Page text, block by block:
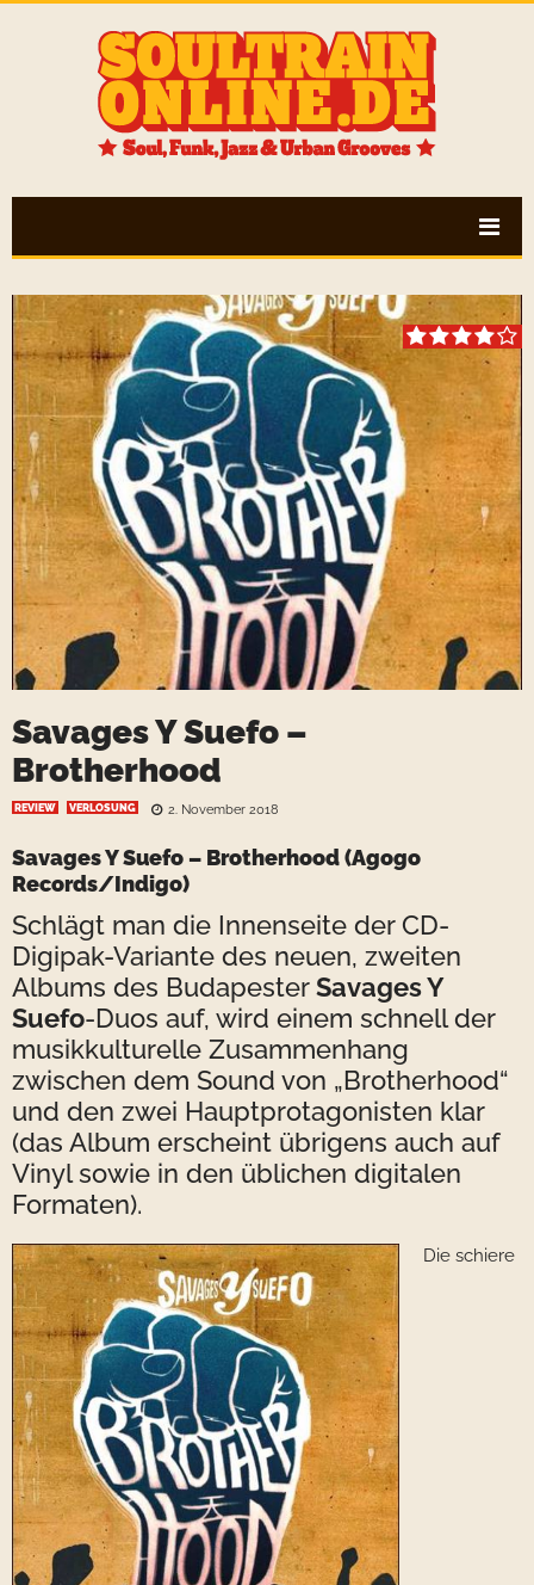
Savages Y Suefo –
Brotherhood
REVIEW VERLOSUNG 2. November 2018
Savages Y Suefo – Brotherhood(Agogo
Records/Indigo)
Schlägt man die Innenseite der CD-
Digipak-Variante des neuen, zweiten
Albums des BudapesterSavages Y
Suefo-Duos auf, wird einem schnell der
musikkulturelle Zusammenhang
zwischen dem Sound von „Brotherhood“
und den zwei Hauptprotagonisten klar
(das Album erscheint übrigens auch auf
Vinyl sowie in den üblichen digitalen
Formaten).
Die schiere